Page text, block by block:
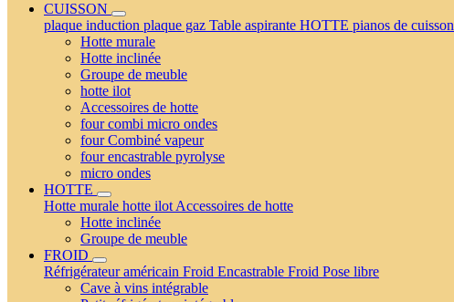
CUISSON
plaque induction plaque gaz Table aspirante HOTTE pianos de cuisson
Hotte murale
Hotte inclinée
Groupe de meuble
hotte ilot
Accessoires de hotte
four combi micro ondes
four Combiné vapeur
four encastrable pyrolyse
micro ondes
HOTTE
Hotte murale hotte ilot Accessoires de hotte
Hotte inclinée
Groupe de meuble
FROID
Réfrigérateur américain Froid Encastrable Froid Pose libre
Cave à vins intégrable